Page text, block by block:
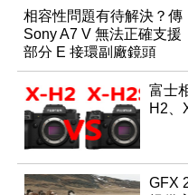
相容性問題有待解決？傳
Sony A7 V 無法正確支援
部分 E 接環副廠鏡頭
富士
H2、
GFX